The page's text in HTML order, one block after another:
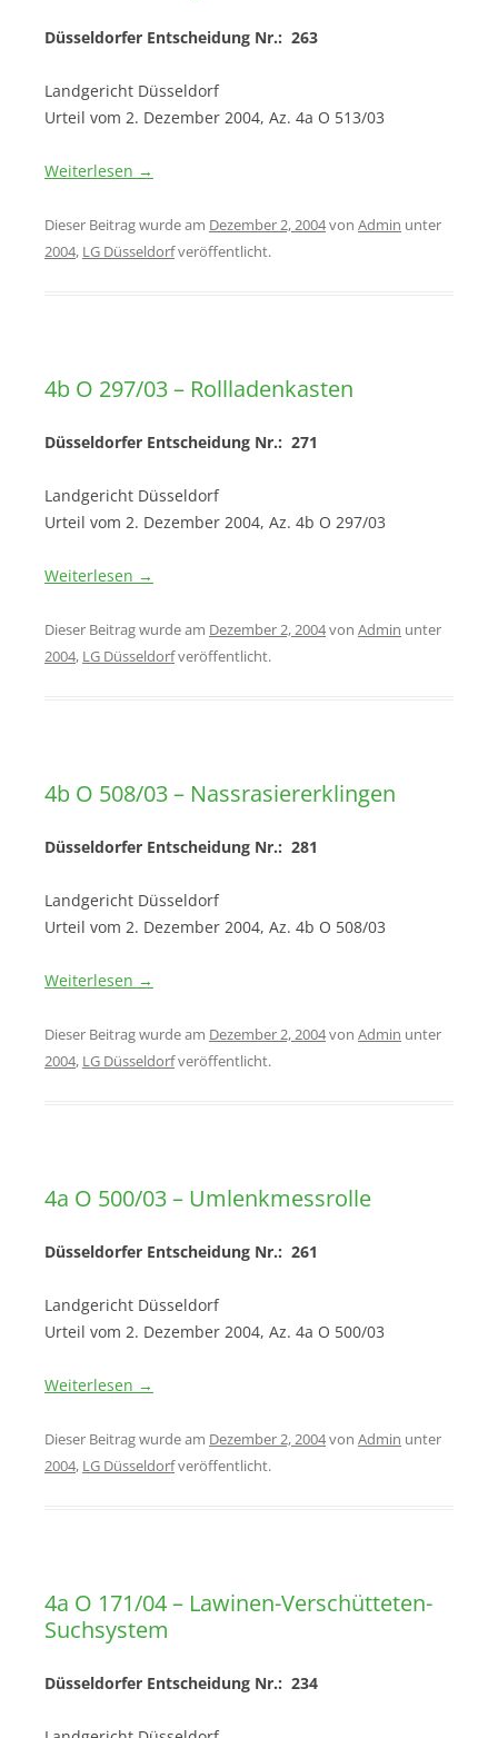
Düsseldorfer Entscheidung Nr.: 263
Landgericht Düsseldorf
Urteil vom 2. Dezember 2004, Az. 4a O 513/03
Weiterlesen →
Dieser Beitrag wurde am Dezember 2, 2004von Admin unter
2004, LG Düsseldorfveröffentlicht.
4b O 297/03 – Rollladenkasten
Düsseldorfer Entscheidung Nr.: 271
Landgericht Düsseldorf
Urteil vom 2. Dezember 2004, Az. 4b O 297/03
Weiterlesen →
Dieser Beitrag wurde am Dezember 2, 2004von Admin unter
2004, LG Düsseldorfveröffentlicht.
4b O 508/03 – Nassrasiererklingen
Düsseldorfer Entscheidung Nr.: 281
Landgericht Düsseldorf
Urteil vom 2. Dezember 2004, Az. 4b O 508/03
Weiterlesen →
Dieser Beitrag wurde am Dezember 2, 2004von Admin unter
2004, LG Düsseldorfveröffentlicht.
4a O 500/03 – Umlenkmessrolle
Düsseldorfer Entscheidung Nr.: 261
Landgericht Düsseldorf
Urteil vom 2. Dezember 2004, Az. 4a O 500/03
Weiterlesen →
Dieser Beitrag wurde am Dezember 2, 2004von Admin unter
2004, LG Düsseldorfveröffentlicht.
4a O 171/04 – Lawinen-Verschütteten-
Suchsystem
Düsseldorfer Entscheidung Nr.: 234